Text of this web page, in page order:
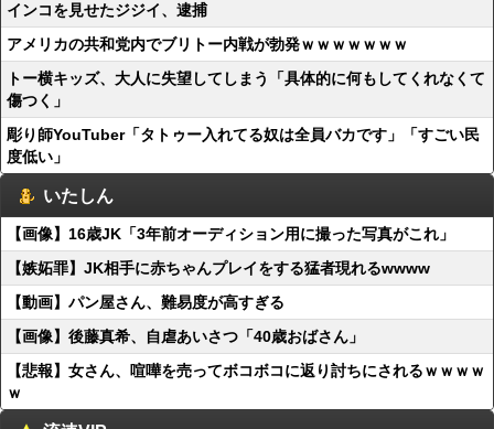
インコを見せたジジイ、逮捕
アメリカの共和党内でブリトー内戦が勃発ｗｗｗｗｗｗｗ
トー横キッズ、大人に失望してしまう「具体的に何もしてくれなくて
傷つく」
彫り師YouTuber「タトゥー入れてる奴は全員バカです」「すごい民
度低い」
いたしん
【画像】16歳JK「3年前オーディション用に撮った写真がこれ」
【嫉妬罪】JK相手に赤ちゃんプレイをする猛者現れるwwww
【動画】パン屋さん、難易度が高すぎる
【画像】後藤真希、自虐あいさつ「40歳おばさん」
【悲報】女さん、喧嘩を売ってボコボコに返り討ちにされるｗｗｗｗ
ｗ